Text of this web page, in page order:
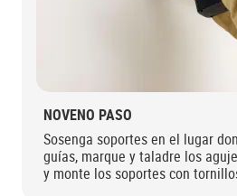
NOVENO PASO
Sosenga soportes en el lugar
guías, marque y taladre los
y monte los soportes con